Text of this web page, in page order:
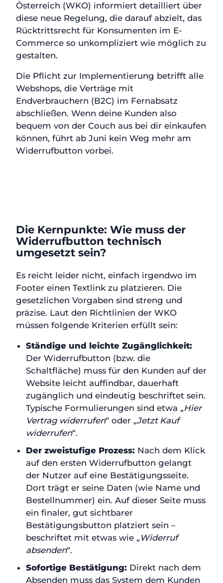
Österreich (WKO) informiert detailliert über
diese neue Regelung, die darauf abzielt, das
Rücktrittsrecht für Konsumenten im E-
Commerce so unkompliziert wie möglich zu
gestalten.
Die Pflicht zur Implementierung betrifft alle
Webshops, die Verträge mit
Endverbrauchern (B2C) im Fernabsatz
abschließen. Wenn deine Kunden also
bequem von der Couch aus bei dir einkaufen
können, führt ab Juni kein Weg mehr am
Widerrufbutton vorbei.
Die Kernpunkte: Wie muss der
Widerrufbutton technisch
umgesetzt sein?
Es reicht leider nicht, einfach irgendwo im
Footer einen Textlink zu platzieren. Die
gesetzlichen Vorgaben sind streng und
präzise. Laut den Richtlinien der WKO
müssen folgende Kriterien erfüllt sein:
Ständige und leichte Zugänglichkeit:
Der Widerrufbutton (bzw. die
Schaltfläche) muss für den Kunden auf der
Website leicht auffindbar, dauerhaft
zugänglich und eindeutig beschriftet sein.
Typische Formulierungen sind etwa „Hier
Vertrag widerrufen“ oder „Jetzt Kauf
widerrufen“.
Der zweistufige Prozess: Nach dem Klick
auf den ersten Widerrufbutton gelangt
der Nutzer auf eine Bestätigungsseite.
Dort trägt er seine Daten (wie Name und
Bestellnummer) ein. Auf dieser Seite muss
ein finaler, gut sichtbarer
Bestätigungsbutton platziert sein –
beschriftet mit etwas wie „ Widerruf
absenden“.
Sofortige Bestätigung: Direkt nach dem
Absenden muss das System dem Kunden